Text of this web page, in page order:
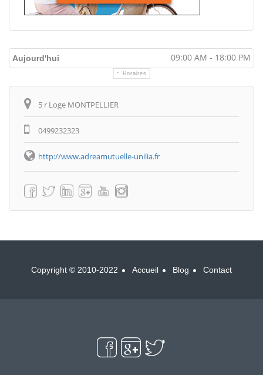
Aujourd'hui 09:00 AM - 18:00 PM
Horaires
5 r Loge MONTPELLIER
0499232323
http://www.adreamutuelle-unilia.fr
Copyright © 2010-2022 Accueil Blog Contact